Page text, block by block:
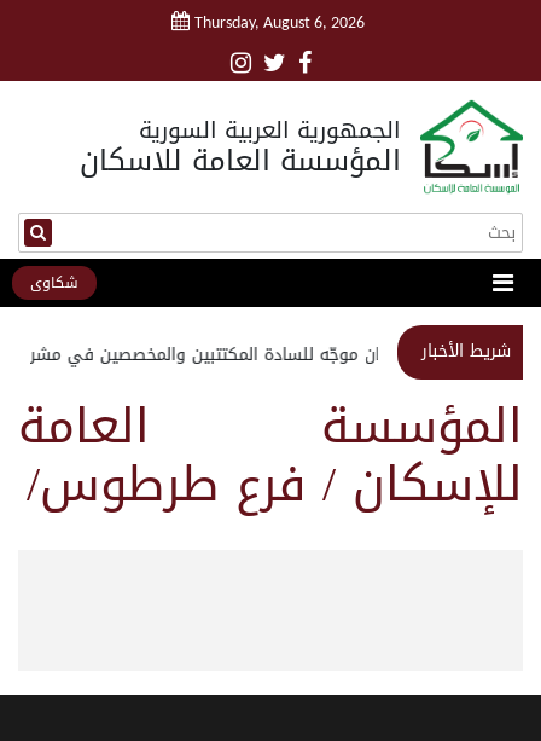
Thursday, August 6, 2026
الجمهورية العربية السورية
المؤسسة العامة للاسكان
شكاوى
شريط الأخباراستبيان موجّه للسادة المكتتبين والمخصصين في مشروع
المؤسسة العامة
للإسكان / فرع طرطوس/